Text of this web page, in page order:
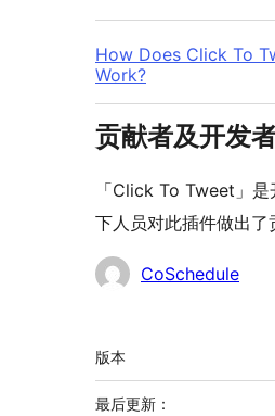
How Does Click To
Work?
贡献者及开发
「Click To Tweet」
下人员对此插件做出了
贡
CoSchedule
额
外
信
版本
最后更新：